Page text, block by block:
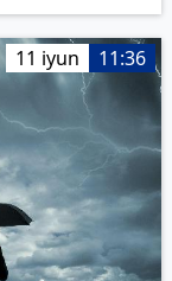
11 iyun 11:36